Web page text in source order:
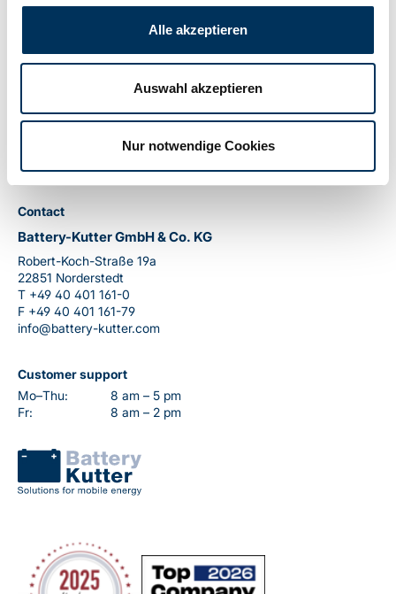
Alle akzeptieren
Auswahl akzeptieren
Nur notwendige Cookies
Manufacturer:
Contact
Battery-Kutter GmbH & Co. KG
Robert-Koch-Straße 19a
22851 Norderstedt
T +49 40 401 161-0
F +49 40 401 161-79
info@battery-kutter.com
Customer support
Mo–Thu:
8 am – 5 pm
Fr:
8 am – 2 pm